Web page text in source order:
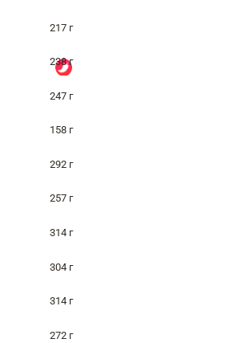
217 г
238 г
247 г
158 г
292 г
257 г
314 г
304 г
314 г
272 г